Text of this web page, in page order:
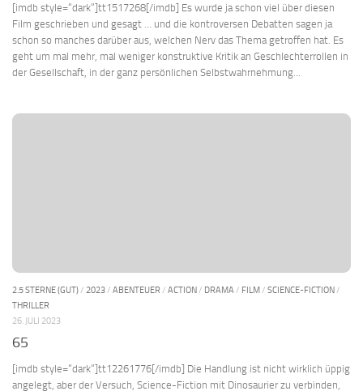
[imdb style=“dark“]tt1517268[/imdb] Es wurde ja schon viel über diesen
Film geschrieben und gesagt … und die kontroversen Debatten sagen ja
schon so manches darüber aus, welchen Nerv das Thema getroffen hat. Es
geht um mal mehr, mal weniger konstruktive Kritik an Geschlechterrollen in
der Gesellschaft, in der ganz persönlichen Selbstwahrnehmung...
2.5 STERNE (GUT)/ 2023/ ABENTEUER / ACTION/ DRAMA / FILM/ SCIENCE-FICTION/
THRILLER
26. JULI 2023
65
[imdb style=“dark“]tt12261776[/imdb] Die Handlung ist nicht wirklich üppig
angelegt, aber der Versuch, Science-Fiction mit Dinosaurier zu verbinden,